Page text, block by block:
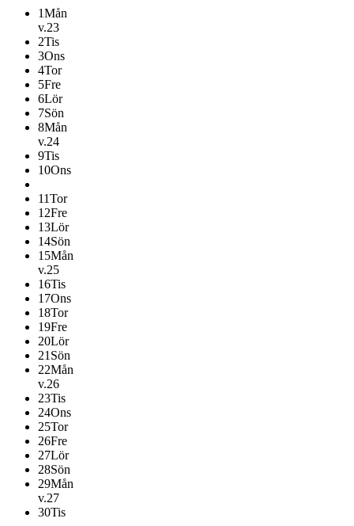
1Mån
v.23
2Tis
3Ons
4Tor
5Fre
6Lör
7Sön
8Mån
v.24
9Tis
10Ons
11Tor
12Fre
13Lör
14Sön
15Mån
v.25
16Tis
17Ons
18Tor
19Fre
20Lör
21 Sön
22Mån
v.26
23Tis
24Ons
25Tor
26Fre
27Lör
28Sön
29Mån
v.27
30Tis